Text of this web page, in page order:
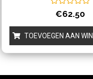
Waardering
uit
5
€62.50
TOEVOEGEN AAN